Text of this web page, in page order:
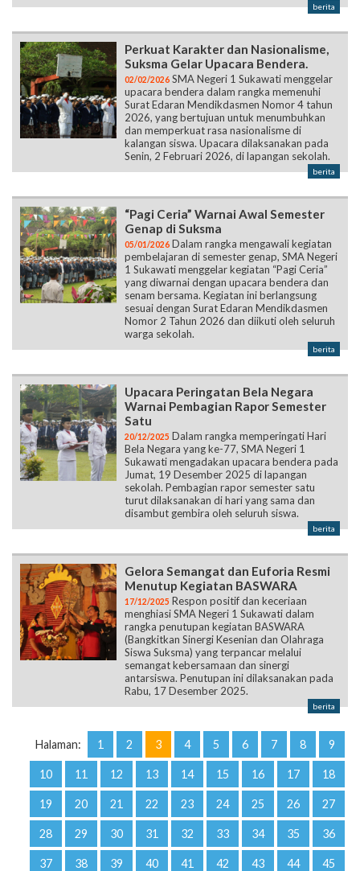
berita
Perkuat Karakter dan Nasionalisme,
Suksma Gelar Upacara Bendera.
02/02/2026 SMA Negeri 1 Sukawati menggelar
upacara bendera dalam rangka memenuhi
Surat Edaran Mendikdasmen Nomor 4 tahun
2026, yang bertujuan untuk menumbuhkan
dan memperkuat rasa nasionalisme di
kalangan siswa. Upacara dilaksanakan pada
Senin, 2 Februari 2026, di lapangan sekolah.
berita
“Pagi Ceria” Warnai Awal Semester
Genap di Suksma
05/01/2026 Dalam rangka mengawali kegiatan
pembelajaran di semester genap, SMA Negeri
1 Sukawati menggelar kegiatan “Pagi Ceria”
yang diwarnai dengan upacara bendera dan
senam bersama. Kegiatan ini berlangsung
sesuai dengan Surat Edaran Mendikdasmen
Nomor 2 Tahun 2026 dan diikuti oleh seluruh
warga sekolah.
berita
Upacara Peringatan Bela Negara
Warnai Pembagian Rapor Semester
Satu
20/12/2025 Dalam rangka memperingati Hari
Bela Negara yang ke-77, SMA Negeri 1
Sukawati mengadakan upacara bendera pada
Jumat, 19 Desember 2025 di lapangan
sekolah. Pembagian rapor semester satu
turut dilaksanakan di hari yang sama dan
disambut gembira oleh seluruh siswa.
berita
Gelora Semangat dan Euforia Resmi
Menutup Kegiatan BASWARA
17/12/2025 Respon positif dan keceriaan
menghiasi SMA Negeri 1 Sukawati dalam
rangka penutupan kegiatan BASWARA
(Bangkitkan Sinergi Kesenian dan Olahraga
Siswa Suksma) yang terpancar melalui
semangat kebersamaan dan sinergi
antarsiswa. Penutupan ini dilaksanakan pada
Rabu, 17 Desember 2025.
berita
Halaman: 1 2 3 4 5 6 7 8 9
10 11 12 13 14 15 16 17 18
19 20 21 22 23 24 25 26 27
28 29 30 31 32 33 34 35 36
37 38 39 40 41 42 43 44 45